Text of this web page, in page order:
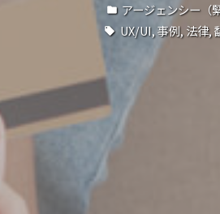
folder アージェンシー（
local_offer UX/UI,事例, 法律,